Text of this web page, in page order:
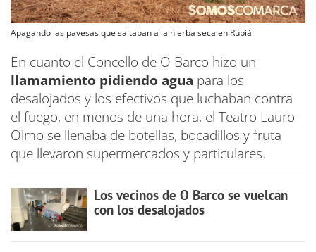
Apagando las pavesas que saltaban a la hierba seca en Rubiá
En cuanto el Concello de O Barco hizo un
llamamiento pidiendo agua para los
desalojados y los efectivos que luchaban contra
el fuego, en menos de una hora, el Teatro Lauro
Olmo se llenaba de botellas, bocadillos y fruta
que llevaron supermercados y particulares.
Los vecinos de O Barco se vuelcan
con los desalojados